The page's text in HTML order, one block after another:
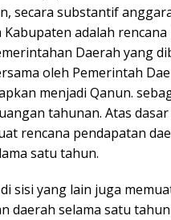
secara substantif
Kabupaten adalah
Daerah yang
oleh Pemerintah
menjadi Qanun.
tahunan. Atas
rencana pendapatan
satu tahun.
sisi yang lain juga
daerah selama satu